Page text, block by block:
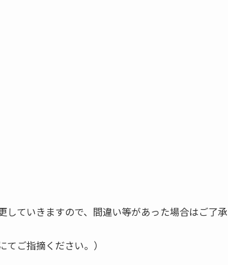
ていきますので、間違い等があった場合はご了承
ご指摘ください。）